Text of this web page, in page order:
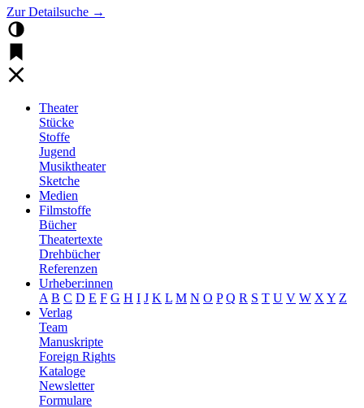
Zur Detailsuche →
Theater
Stücke
Stoffe
Jugend
Musiktheater
Sketche
Medien
Filmstoffe
Bücher
Theatertexte
Drehbücher
Referenzen
Urheber:innen
A B C D E F G H I J K L M N O P Q R S T U V W X Y Z
Verlag
Team
Manuskripte
Foreign Rights
Kataloge
Newsletter
Formulare